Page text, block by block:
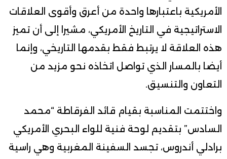
الأمريكية باعتبارها واحدة من أعرق وأقوى العلاقات
الاستراتيجية في التاريخ الأمريكي، مشيرا إلى أن تميز
هذه العلاقة لا يرتبط فقط بقدمها التاريخي، وإنما
أيضا بالمسار الذي تواصل اتخاذه نحو مزيد من
التعاون والتنسيق.
واختتمت المناسبة بقيام قائد الفرقاطة “محمد
السادس” بتقديم لوحة فنية للواء البحري الأمريكي
برادلي أندروس، تجسد السفينة المغربية وهي راسية